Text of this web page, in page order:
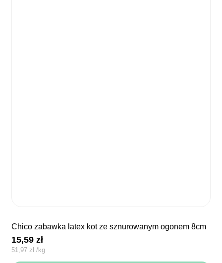
chico zabawka latex kot ze sznurowanym ogonem 8cm
15,59zł
51,97zł /kg